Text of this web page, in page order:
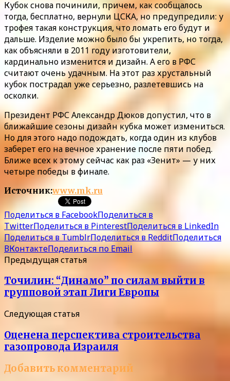
Кубок снова починили, причем, как сообщалось
тогда, бесплатно, вернули ЦСКА, но предупредили: у
трофея такая конструкция, что ломать его будут и
дальше. Изделие можно было бы укрепить, но тогда,
как объясняли в 2011 году изготовители,
кардинально изменится и дизайн. А его в РФС
считают очень удачным. На этот раз хрустальный
кубок пострадал уже серьезно, разлетевшись на
осколки.
Президент РФС Александр Дюков допустил, что в
ближайшие сезоны дизайн кубка может измениться.
Но для этого надо подождать, когда один из клубов
заберет его на вечное хранение после пяти побед.
Ближе всех к этому сейчас как раз «Зенит» — у них
четыре победы в финале.
Источник:www.mk.ru
Поделиться в FacebookПоделиться в
TwitterПоделиться в PinterestПоделиться в LinkedIn
Поделиться в TumblrПоделиться в RedditПоделиться
ВКонтактеПоделиться по Email
Предыдущая статья
Точилин: “Динамо” по силам выйти в
групповой этап Лиги Европы
Следующая статья
Оценена перспектива строительства
газопровода Израиля
Добавить комментарий